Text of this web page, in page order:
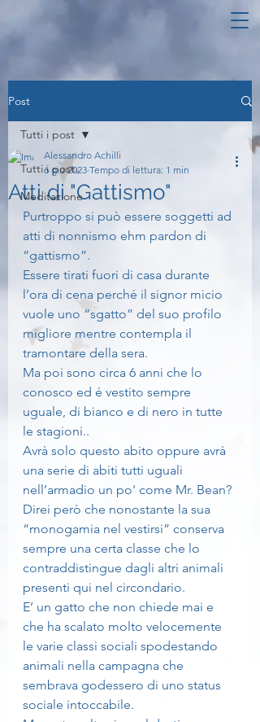
Post
Tutti i post
Meditazione
Tutti i post
Atti di "Gattismo"
Alessandro Achilli
6 giu 2023 Tempo di lettura: 1 min
Purtroppo si può essere soggetti ad
atti di nonnismo ehm pardon di
“gattismo”.
Essere tirati fuori di casa durante
l’ora di cena perché il signor micio
vuole uno “sgatto” del suo profilo
migliore mentre contempla il
tramontare della sera.
Ma poi sono circa 6 anni che lo
conosco ed é vestito sempre
uguale, di bianco e di nero in tutte
le stagioni..
Avrà solo questo abito oppure avrà
una serie di abiti tutti uguali
nell’armadio un po' come Mr. Bean?
Direi però che nonostante la sua
“monogamia nel vestirsi” conserva
sempre una certa classe che lo
contraddistingue dagli altri animali
presenti qui nel circondario.
E’ un gatto che non chiede mai e
che ha scalato molto velocemente
le varie classi sociali spodestando
animali nella campagna che
sembrava godessero di uno status
sociale intoccabile.